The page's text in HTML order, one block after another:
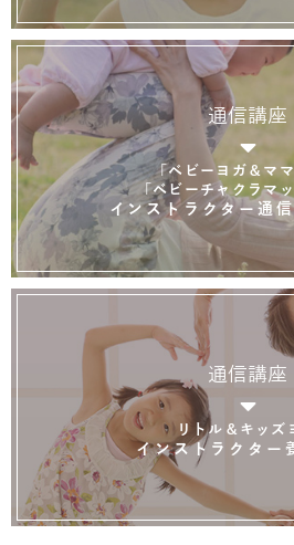
通信講座
「ベビーヨガ＆ママ
「ベビーチャクラマ
インストラクター通
通信講座
リトル＆キッズ
インストラクター